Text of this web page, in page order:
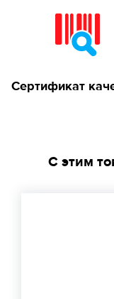
Сертификат
С этим